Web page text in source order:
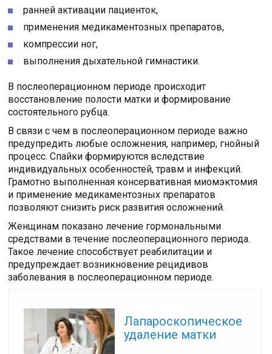
ранней активации пациенток,
применения медикаментозных препаратов,
компрессии ног,
выполнения дыхательной гимнастики.
В послеоперационном периоде происходит
восстановление полости матки и формирование
состоятельного рубца.
В связи с чем в послеоперационном периоде важно
предупредить любые осложнения, например, гнойный
процесс. Спайки формируются вследствие
индивидуальных особенностей, травм и инфекций.
Грамотно выполненная консервативная миомэктомия
и применение медикаментозных препаратов
позволяют снизить риск развития осложнений.
Женщинам показано лечение гормональными
средствами в течение послеоперационного периода.
Такое лечение способствует реабилитации и
предупреждает возникновение рецидивов
заболевания в послеоперационном периоде.
Лапароскопическое
удаление матки